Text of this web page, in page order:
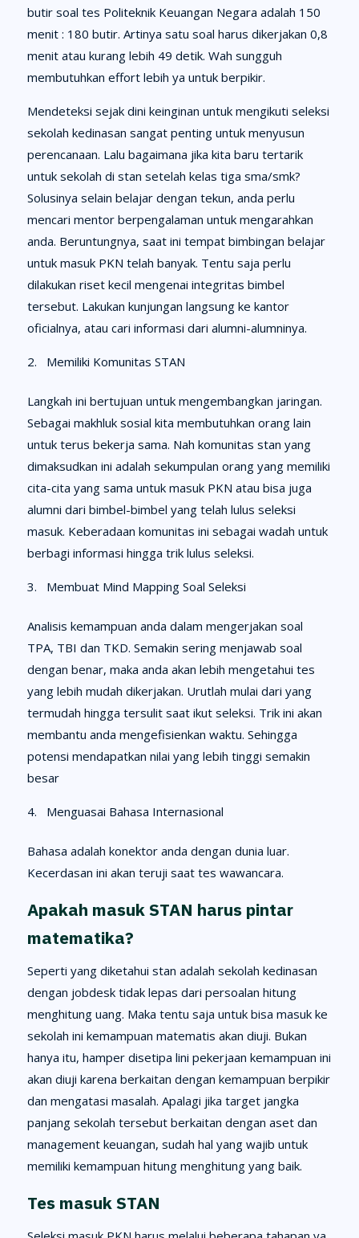
butir soal tes Politeknik Keuangan Negara adalah 150
menit : 180 butir. Artinya satu soal harus dikerjakan 0,8
menit atau kurang lebih 49 detik. Wah sungguh
membutuhkan effort lebih ya untuk berpikir.
Mendeteksi sejak dini keinginan untuk mengikuti seleksi
sekolah kedinasan sangat penting untuk menyusun
perencanaan. Lalu bagaimana jika kita baru tertarik
untuk sekolah di stan setelah kelas tiga sma/smk?
Solusinya selain belajar dengan tekun, anda perlu
mencari mentor berpengalaman untuk mengarahkan
anda. Beruntungnya, saat ini tempat bimbingan belajar
untuk masuk PKN telah banyak. Tentu saja perlu
dilakukan riset kecil mengenai integritas bimbel
tersebut. Lakukan kunjungan langsung ke kantor
oficialnya, atau cari informasi dari alumni-alumninya.
Memiliki Komunitas STAN
Langkah ini bertujuan untuk mengembangkan jaringan.
Sebagai makhluk sosial kita membutuhkan orang lain
untuk terus bekerja sama. Nah komunitas stan yang
dimaksudkan ini adalah sekumpulan orang yang memiliki
cita-cita yang sama untuk masuk PKN atau bisa juga
alumni dari bimbel-bimbel yang telah lulus seleksi
masuk. Keberadaan komunitas ini sebagai wadah untuk
berbagi informasi hingga trik lulus seleksi.
Membuat Mind Mapping Soal Seleksi
Analisis kemampuan anda dalam mengerjakan soal
TPA, TBI dan TKD. Semakin sering menjawab soal
dengan benar, maka anda akan lebih mengetahui tes
yang lebih mudah dikerjakan. Urutlah mulai dari yang
termudah hingga tersulit saat ikut seleksi. Trik ini akan
membantu anda mengefisienkan waktu. Sehingga
potensi mendapatkan nilai yang lebih tinggi semakin
besar
Menguasai Bahasa Internasional
Bahasa adalah konektor anda dengan dunia luar.
Kecerdasan ini akan teruji saat tes wawancara.
Apakah masuk STAN harus pintar
matematika?
Seperti yang diketahui stan adalah sekolah kedinasan
dengan jobdesk tidak lepas dari persoalan hitung
menghitung uang. Maka tentu saja untuk bisa masuk ke
sekolah ini kemampuan matematis akan diuji. Bukan
hanya itu, hamper disetipa lini pekerjaan kemampuan ini
akan diuji karena berkaitan dengan kemampuan berpikir
dan mengatasi masalah. Apalagi jika target jangka
panjang sekolah tersebut berkaitan dengan aset dan
management keuangan, sudah hal yang wajib untuk
memiliki kemampuan hitung menghitung yang baik.
Tes masuk STAN